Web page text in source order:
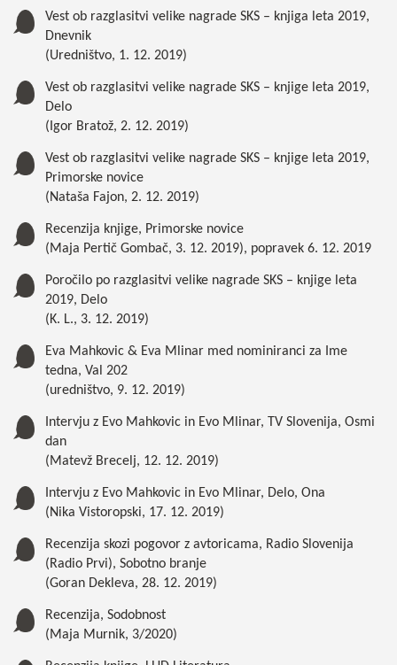
Vest ob razglasitvi velike nagrade SKS – knjiga leta 2019,
Dnevnik
(Uredništvo, 1. 12. 2019)
Vest ob razglasitvi velike nagrade SKS – knjige leta 2019,
Delo
(Igor Bratož, 2. 12. 2019)
Vest ob razglasitvi velike nagrade SKS – knjige leta 2019,
Primorske novice
(Nataša Fajon, 2. 12. 2019)
Recenzija knjige, Primorske novice
(Maja Pertič Gombač, 3. 12. 2019), popravek 6. 12. 2019
Poročilo po razglasitvi velike nagrade SKS – knjige leta
2019, Delo
(K. L., 3. 12. 2019)
Eva Mahkovic & Eva Mlinar med nominiranci za Ime
tedna, Val 202
(uredništvo, 9. 12. 2019)
Intervju z Evo Mahkovic in Evo Mlinar, TV Slovenija, Osmi
dan
(Matevž Brecelj, 12. 12. 2019)
Intervju z Evo Mahkovic in Evo Mlinar, Delo, Ona
(Nika Vistoropski, 17. 12. 2019)
Recenzija skozi pogovor z avtoricama, Radio Slovenija
(Radio Prvi), Sobotno branje
(Goran Dekleva, 28. 12. 2019)
Recenzija, Sodobnost
(Maja Murnik, 3/2020)